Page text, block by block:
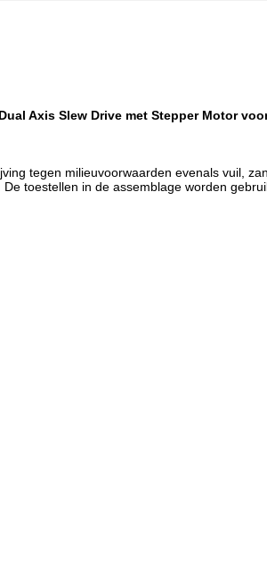
Axis Slew Drive met Stepper Motor
tegen milieuvoorwaarden evenals vuil,
toestellen in de assemblage worden